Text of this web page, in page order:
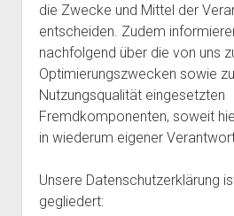
die Zwecke und Mittel der
entscheiden. Zudem
nachfolgend über die von uns
Optimierungszwecken sowie
Nutzungsqualität eingesetzten
Fremdkomponenten, soweit
in wiederum eigener
Unsere Datenschutzerklärung
gegliedert: